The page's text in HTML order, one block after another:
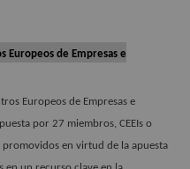
Europeos de Empresas e
Europeos de Empresas e
por 27 miembros, CEEIs o
promovidos en virtud de la apuesta